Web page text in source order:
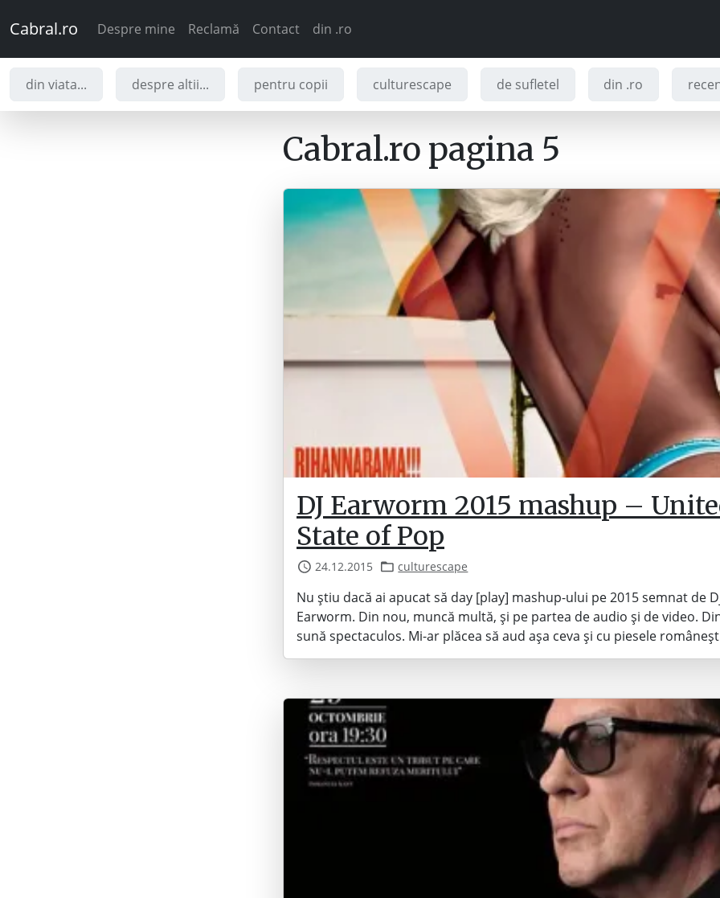
Cabral.ro Despre mine Reclamă Contact din .ro
din viata... despre altii... pentru copii culturescape de sufletel din .ro
Cabral.ro pagina 5
DJ Earworm 2015 mashup –
State of Pop
24.12.2015 culturescape
Nu știu dacă ai apucat să day [play] mashup-ului pe 2015 semnat de
Earworm. Din nou, muncă multă, și pe partea de audio și de video.
sună spectaculos. Mi-ar plăcea să aud așa ceva și cu piesele